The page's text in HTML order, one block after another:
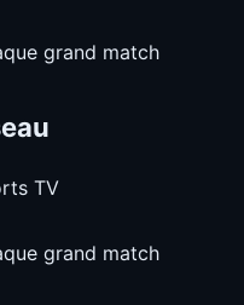
grand match
TV
grand match